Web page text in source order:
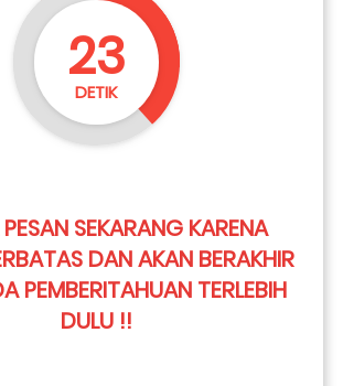
22
DETIK
SEKARANG KARENA
DAN AKAN BERAKHIR
PEMBERITAHUAN TERLEBIH
DULU !!